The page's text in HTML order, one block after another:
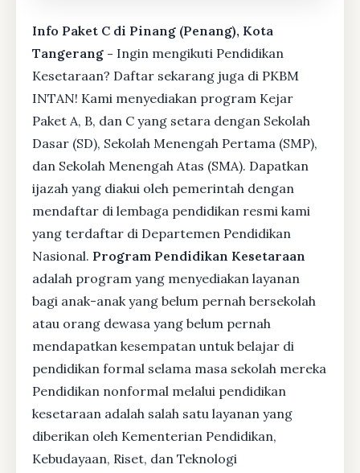
Info Paket C di Pinang (Penang), Kota
Tangerang - Ingin mengikuti Pendidikan
Kesetaraan? Daftar sekarang juga di PKBM
INTAN! Kami menyediakan program Kejar
Paket A, B, dan C yang setara dengan Sekolah
Dasar (SD), Sekolah Menengah Pertama (SMP),
dan Sekolah Menengah Atas (SMA). Dapatkan
ijazah yang diakui oleh pemerintah dengan
mendaftar di lembaga pendidikan resmi kami
yang terdaftar di Departemen Pendidikan
Nasional. Program Pendidikan Kesetaraan
adalah program yang menyediakan layanan
bagi anak-anak yang belum pernah bersekolah
atau orang dewasa yang belum pernah
mendapatkan kesempatan untuk belajar di
pendidikan formal selama masa sekolah mereka
Pendidikan nonformal melalui pendidikan
kesetaraan adalah salah satu layanan yang
diberikan oleh Kementerian Pendidikan,
Kebudayaan, Riset, dan Teknologi